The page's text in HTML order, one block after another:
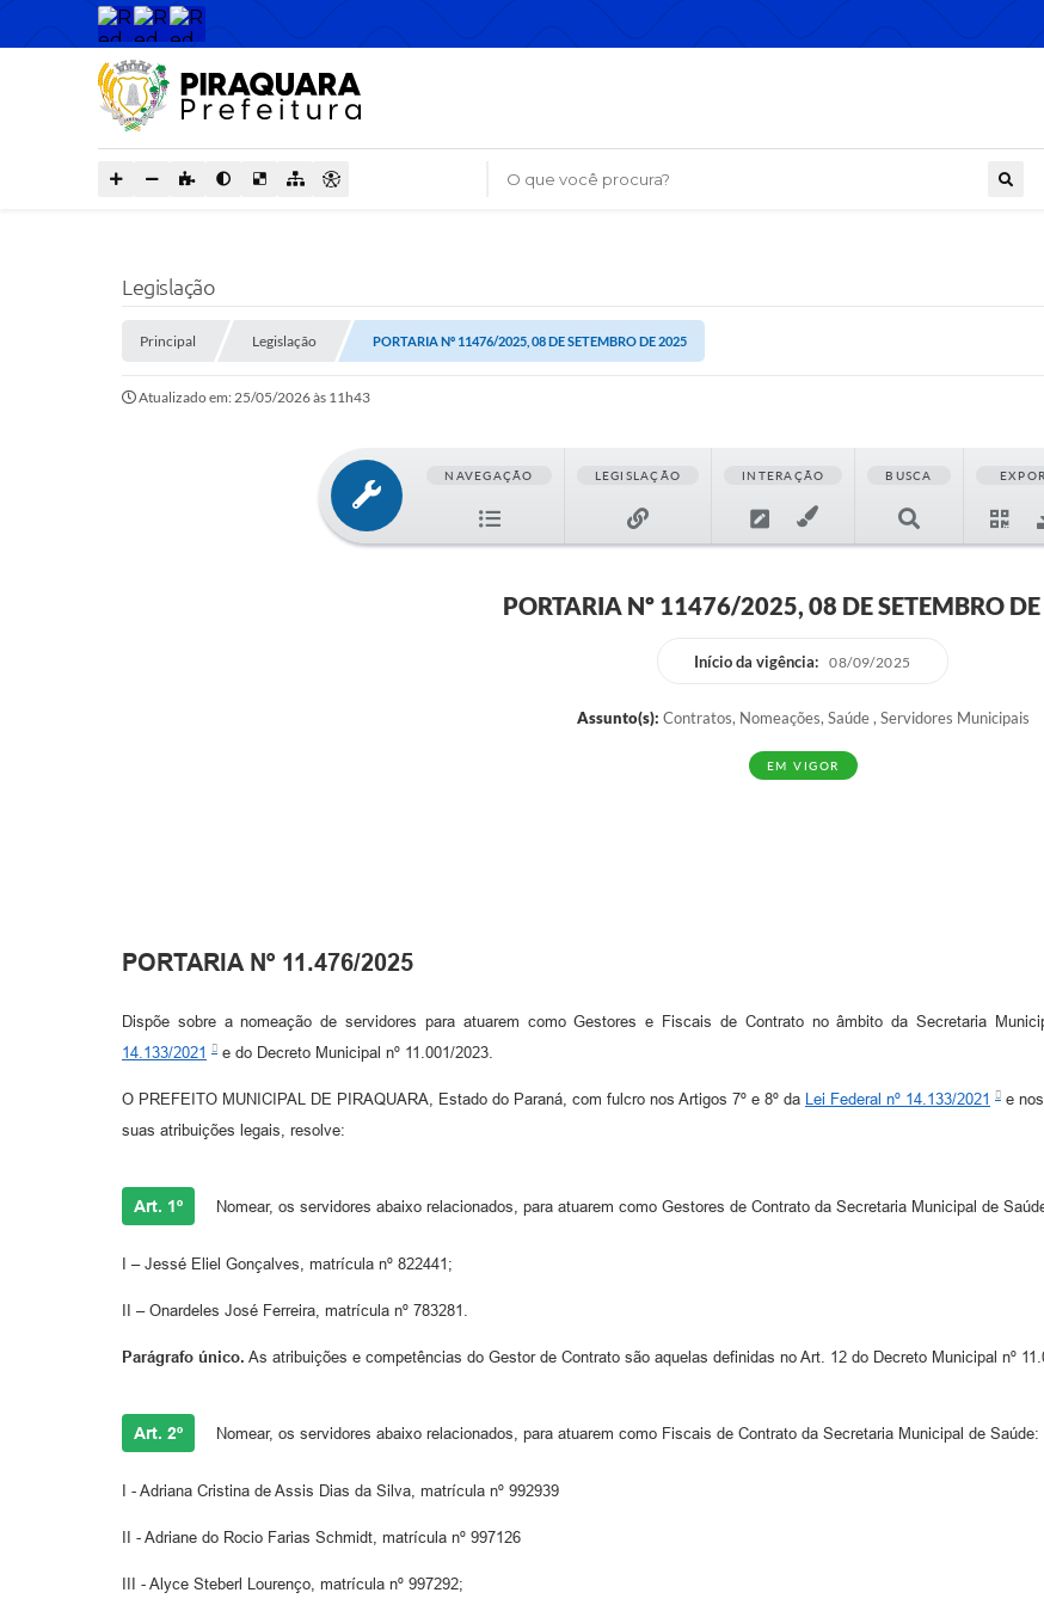
O que você procura?
Legislação
Principal Legislação PORTARIA Nº 11476/2025, 08 DE SETEMBRO DE 2025
Atualizado em: 25/05/2026 às 11h43
NAVEGAÇÃO LEGISLAÇÃO INTERAÇÃO BUSCA
PORTARIA Nº 11476/2025, 08 DE SETEMBRO
Início da vigência: 08/09/2025
Assunto(s): Contratos, Nomeações, Saúde , Servidores Municipais
EM VIGOR
PORTARIA Nº 11.476/2025
Dispõe sobre a nomeação de servidores para atuarem como Gestores e Fiscais de Contrato no âmbito da Secretaria
14.133/2021
e do Decreto Municipal nº 11.001/2023.
O PREFEITO MUNICIPAL DE PIRAQUARA, Estado do Paraná, com fulcro nos Artigos 7º e 8º da Lei Federal nº 14.133/2021
e
suas atribuições legais, resolve:
Art. 1º Nomear, os servidores abaixo relacionados, para atuarem como Gestores de Contrato da Secretaria Municipal de
I – Jessé Eliel Gonçalves, matrícula nº 822441;
II – Onardeles José Ferreira, matrícula nº 783281.
Parágrafo único. As atribuições e competências do Gestor de Contrato são aquelas definidas no Art. 12 do Decreto Municipal nº
Art. 2º Nomear, os servidores abaixo relacionados, para atuarem como Fiscais de Contrato da Secretaria Municipal de Saúde:
I - Adriana Cristina de Assis Dias da Silva, matrícula nº 992939
II - Adriane do Rocio Farias Schmidt, matrícula nº 997126
III - Alyce Steberl Lourenço, matrícula nº 997292;